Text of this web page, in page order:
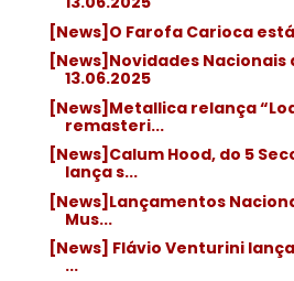
[News]O Farofa Carioca
[News]Novidades Nacionais
13.06.2025
[News]Metallica relança
remasteri...
[News]Calum Hood, do 5
lança s...
[News]Lançamentos
Mus...
[News] Flávio Venturini
...